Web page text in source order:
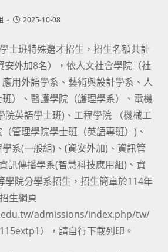
Post2025-10-08
士班特殊選才招生，招生名額共計
安外加8名），依人文社會學院（社
用外語學系、藝術與設計學系、人
）、醫護學院（護理學系）、電機
院英語學士班)、工程學院 （機械工
管理學院學士班（英語專班）)、
系(一般組)、(資安外加)、資訊管
訊傳播學系(智慧科技應用組)、資
學院分學系招生，招生簡章於114年
生網頁
admissions/index.php/tw/
），請自行下載列印。